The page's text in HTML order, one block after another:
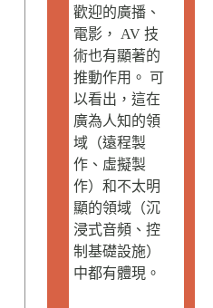
歡迎的廣播、
電影， AV 技
術也有顯著的
推動作用。 可
以看出，這在
廣為人知的領
域（遠程製
作、虛擬製
作）和不太明
顯的領域（沉
浸式音頻、控
制基礎設施）
中都有體現。